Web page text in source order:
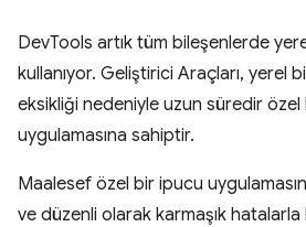
DevTools artık tüm bileşenlerde
kullanıyor. Geliştirici Araçları, yerel
eksikliği nedeniyle uzun süredir
uygulamasına sahiptir.
Maalesef özel bir ipucu
ve düzenli olarak karmaşık hatalarla